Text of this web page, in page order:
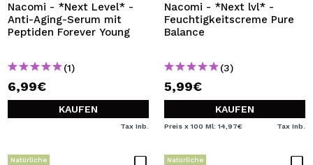
Nacomi - *Next Level* -
Anti-Aging-Serum mit
Peptiden Forever Young
(1)
6,99€
KAUFEN
Tax Inb.
Nacomi - *Next lvl* -
Feuchtigkeitscreme Pure
Balance
(3)
5,99€
KAUFEN
Preis x 100 Ml: 14,97€ Tax Inb.
Natürliche Natürliche